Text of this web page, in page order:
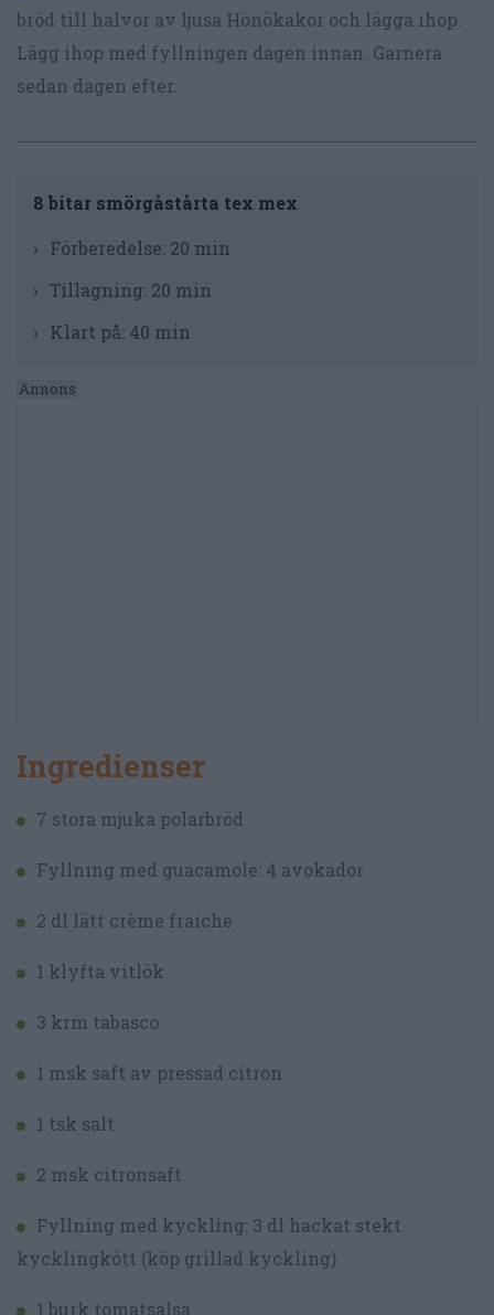
bröd till halvor av ljusa Hönökakor och lägga ihop.
Lägg ihop med fyllningen dagen innan. Garnera
sedan dagen efter.
8 bitar smörgåstårta tex mex
Förberedelse: 20 min
Tillagning: 20 min
Klart på: 40 min
Ingredienser
7 stora mjuka polarbröd
Fyllning med guacamole: 4 avokador
2 dl lätt crème fraiche
1 klyfta vitlök
3 krm tabasco
1 msk saft av pressad citron
1 tsk salt
2 msk citronsaft
Fyllning med kyckling: 3 dl hackat stekt
kycklingkött (köp grillad kyckling)
1 burk tomatsalsa